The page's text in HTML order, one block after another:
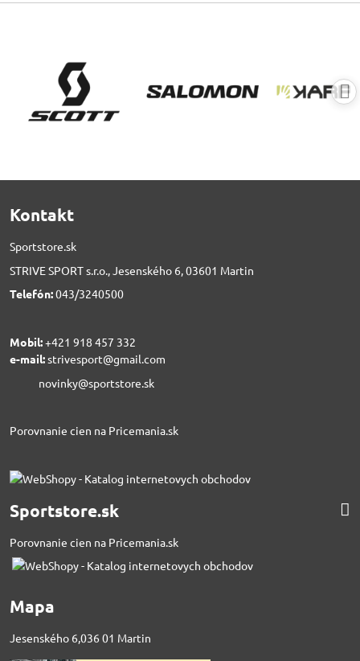
Kontakt
Sportstore.sk
STRIVE SPORT s.r.o., Jesenského 6, 03601 Martin
Telefón:043/3240500
Mobil:+421 918 457 332
e-mail:strivesport@gmail.com
novinky@sportstore.sk
Porovnanie cien na Pricemania.sk
Sportstore.sk
Porovnanie cien na Pricemania.sk
Mapa
Jesenského 6,036 01 Martin